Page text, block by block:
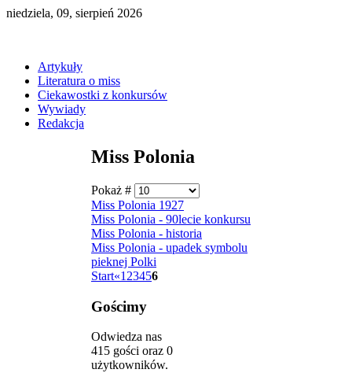
niedziela, 09, sierpień 2026
Artykuły
Literatura o miss
Ciekawostki z konkursów
Wywiady
Redakcja
Miss Polonia
Pokaż #
Miss Polonia 1927
Miss Polonia - 90lecie konkursu
Miss Polonia - historia
Miss Polonia - upadek symbolu
pieknej Polki
Start«1 23456
Gościmy
Odwiedza nas
415 gości oraz 0
użytkowników.